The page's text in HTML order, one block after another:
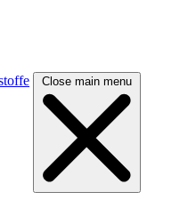
Close main menu